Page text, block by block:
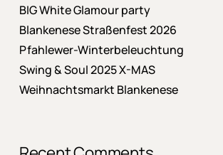
BIG White Glamour party
Blankenese Straßenfest 2026
Pfahlewer-Winterbeleuchtung
Swing & Soul 2025 X-MAS
Weihnachtsmarkt Blankenese